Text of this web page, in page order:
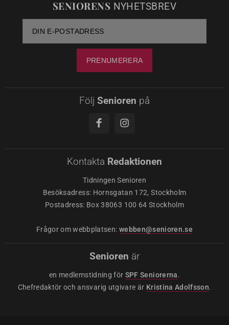
SENIORENS NYHETSBREV
Följ Senioren på
Kontakta Redaktionen
Tidningen Senioren
Besöksadress: Hornsgatan 172, Stockholm
Postadress: Box 38063 100 64 Stockholm
Frågor om webbplatsen: webben@senioren.se
Senioren är
en medlemstidning för SPF Seniorerna.
Chefredaktör och ansvarig utgivare är Kristina Adolfsson.